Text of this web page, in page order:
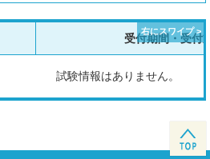
受付期間・受付
試験情報はありません。